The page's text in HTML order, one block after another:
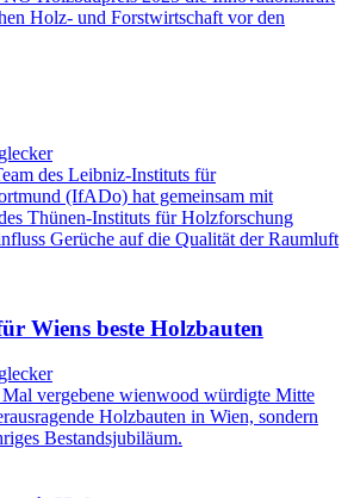
Holz- und Forstwirtschaft vor den
des Leibniz-Instituts für
(IfADo) hat gemeinsam mit
Thünen-Instituts für Holzforschung
Gerüche auf die Qualität der Raumluft
Wiens beste Holzbauten
vergebene wienwood würdigte Mitte
Holzbauten in Wien, sondern
Bestandsjubiläum.